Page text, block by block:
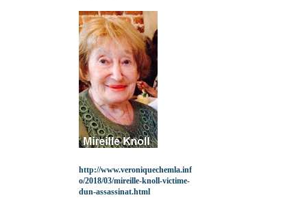
http://www.veroniquechemla.inf
o/2018/03/mireille-knoll-victime-
dun-assassinat.html